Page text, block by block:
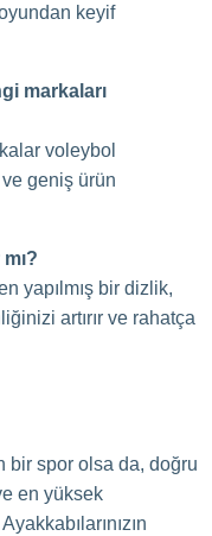
keyif
markaları
voleybol
ve geniş ürün
yapılmış bir dizlik,
artırır ve rahatça
bir spor olsa da, doğru
en yüksek